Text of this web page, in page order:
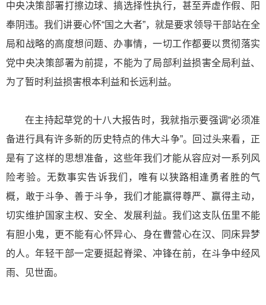
中央决策部署打擦边球、搞选择性执行，甚至弄虚作假、阳
奉阴违。我们讲要心怀“国之大者”，就是要求领导干部站在全
局和战略的高度想问题、办事情，一切工作都要以贯彻落实
党中央决策部署为前提，不能为了局部利益损害全局利益、
为了暂时利益损害根本利益和长远利益。
在主持起草党的十八大报告时，我就指示要强调“必须准
备进行具有许多新的历史特点的伟大斗争”。回过头来看，正
是有了这样的思想准备，这些年我们才能从容应对一系列风
险考验。无数事实告诉我们，唯有以狭路相逢勇者胜的气
概，敢于斗争、善于斗争，我们才能赢得尊严、赢得主动，
切实维护国家主权、安全、发展利益。我们这支队伍里不能
有胆小鬼，更不能有心怀异心、身在曹营心在汉、同床异梦
的人。年轻干部一定要挺起脊梁、冲锋在前，在斗争中经风
雨、见世面。